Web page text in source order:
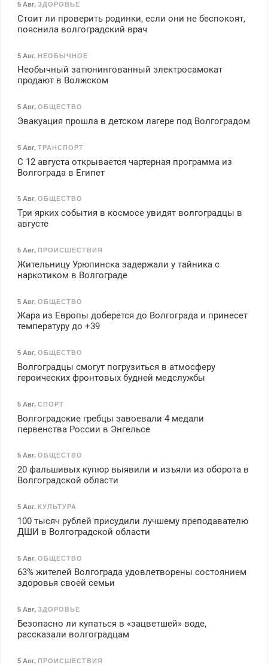
5 Авг, ЗДОРОВЬЕ
Стоит ли проверить родинки, если они не беспокоят,
пояснила волгоградский врач
5 Авг, НЕОБЫЧНОЕ
Необычный затюнингованный электросамокат
продают в Волжском
5 Авг, ОБЩЕСТВО
Эвакуация прошла в детском лагере под Волгоградом
5 Авг, ТРАНСПОРТ
С 12 августа открывается чартерная программа из
Волгограда в Египет
5 Авг, ОБЩЕСТВО
Три ярких события в космосе увидят волгоградцы в
августе
5 Авг, ПРОИСШЕСТВИЯ
Жительницу Урюпинска задержали у тайника с
наркотиком в Волгограде
5 Авг, ОБЩЕСТВО
Жара из Европы доберется до Волгограда и принесет
температуру до +39
5 Авг, ОБЩЕСТВО
Волгоградцы смогут погрузиться в атмосферу
героических фронтовых будней медслужбы
5 Авг, СПОРТ
Волгоградские гребцы завоевали 4 медали
первенства России в Энгельсе
5 Авг, ОБЩЕСТВО
20 фальшивых купюр выявили и изъяли из оборота в
Волгоградской области
5 Авг, КУЛЬТУРА
100 тысяч рублей присудили лучшему преподавателю
ДШИ в Волгоградской области
5 Авг, ОБЩЕСТВО
63% жителей Волгограда удовлетворены состоянием
здоровья своей семьи
5 Авг, ЗДОРОВЬЕ
Безопасно ли купаться в «зацветшей» воде,
рассказали волгоградцам
5 Авг, ПРОИСШЕСТВИЯ